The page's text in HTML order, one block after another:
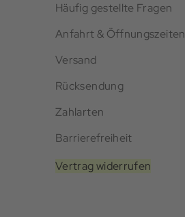
Häufig gestellte Fragen
Anfahrt & Öffnungszeiten
Versand
Rücksendung
Zahlarten
Barrierefreiheit
Vertrag widerrufen